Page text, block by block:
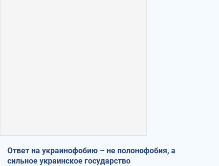
Ответ на украинофобию – не полонофобия, а
сильное украинское государство